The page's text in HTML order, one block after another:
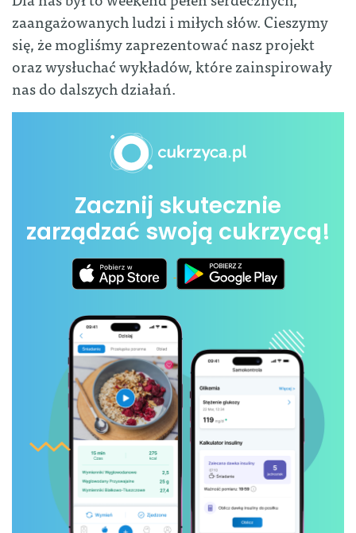
zaangażowanych ludzi i miłych słów. Cieszymy
się, że mogliśmy zaprezentować nasz projekt
oraz wysłuchać wykładów, które zainspirowały
nas do dalszych działań.
Zacznij skutecznie
zarządzać swoją cukrzycą!